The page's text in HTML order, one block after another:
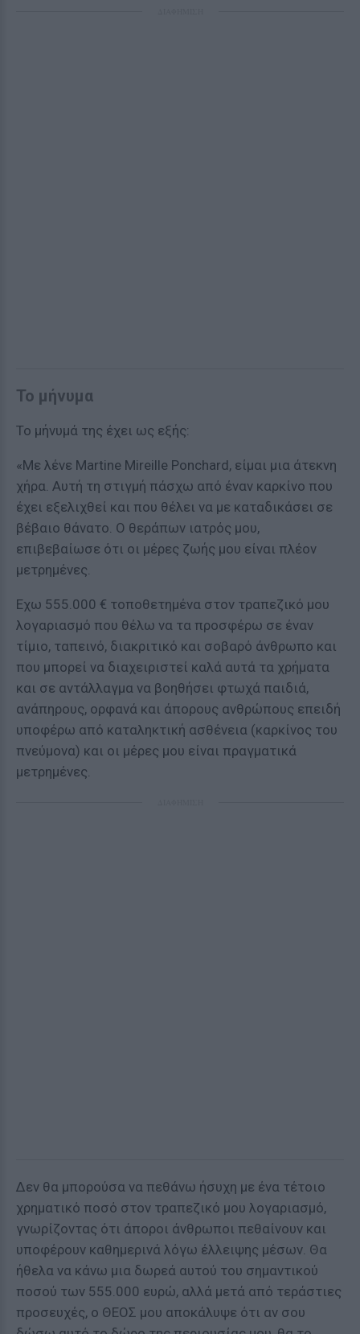
Το μήνυμα
Το μήνυμά της έχει ως εξής:
«Με λένε Martine Mireille Ponchard, είμαι μια άτεκνη
χήρα. Αυτή τη στιγμή πάσχω από έναν καρκίνο που
έχει εξελιχθεί και που θέλει να με καταδικάσει σε
βέβαιο θάνατο. Ο θεράπων ιατρός μου,
επιβεβαίωσε ότι οι μέρες ζωής μου είναι πλέον
μετρημένες.
Εχω 555.000 € τοποθετημένα στον τραπεζικό μου
λογαριασμό που θέλω να τα προσφέρω σε έναν
τίμιο, ταπεινό, διακριτικό και σοβαρό άνθρωπο και
που μπορεί να διαχειριστεί καλά αυτά τα χρήματα
και σε αντάλλαγμα να βοηθήσει φτωχά παιδιά,
ανάπηρους, ορφανά και άπορους ανθρώπους επειδή
υποφέρω από καταληκτική ασθένεια (καρκίνος του
πνεύμονα) και οι μέρες μου είναι πραγματικά
μετρημένες.
Δεν θα μπορούσα να πεθάνω ήσυχη με ένα τέτοιο
χρηματικό ποσό στον τραπεζικό μου λογαριασμό,
γνωρίζοντας ότι άποροι άνθρωποι πεθαίνουν και
υποφέρουν καθημερινά λόγω έλλειψης μέσων. Θα
ήθελα να κάνω μια δωρεά αυτού του σημαντικού
ποσού των 555.000 ευρώ, αλλά μετά από τεράστιες
προσευχές, ο ΘΕΟΣ μου αποκάλυψε ότι αν σου